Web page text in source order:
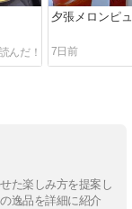
夕張メロンピ
7日前
た楽しみ方を提案し
逸品を詳細に紹介